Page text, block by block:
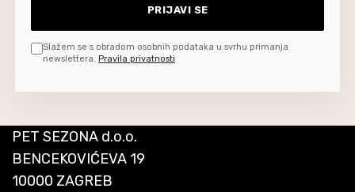
PRIJAVI SE
Slažem se s obradom osobnih podataka u svrhu primanja
newslettera. Pravila privatnosti
PET SEZONA d.o.o.
BENCEKOVIĆEVA 19
10000 ZAGREB